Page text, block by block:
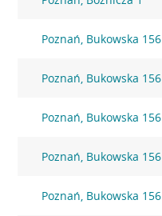
Poznań, Bukowska 156
Poznań, Bukowska 156
Poznań, Bukowska 156
Poznań, Bukowska 156
Poznań, Bukowska 156